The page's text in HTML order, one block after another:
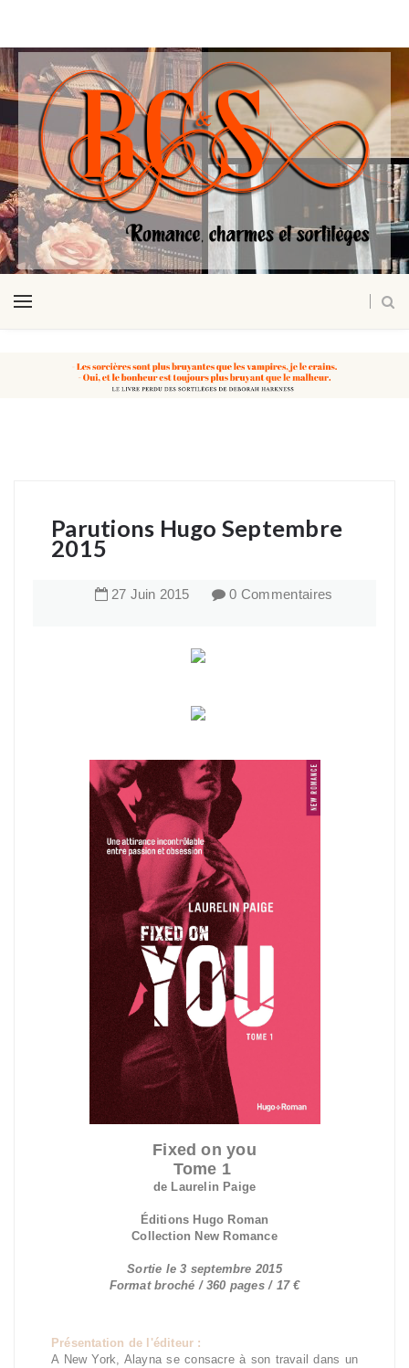
Parutions Hugo Septembre
2015
27 Juin 2015 0 Commentaires
Fixed on you
Tome 1
de Laurelin Paige
Éditions Hugo Roman
Collection New Romance
Sortie le 3 septembre 2015
Format broché / 360 pages / 17 €
Présentation de l'éditeur :
A New York, Alayna se consacre à son travail dans un